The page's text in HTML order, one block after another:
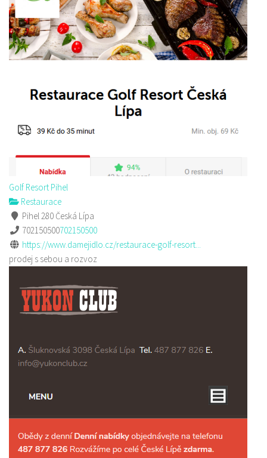
Golf Resort Pihel
Restaurace
Pihel 280 Česká Lípa
702150500702150500
https://www.damejidlo.cz/restaurace-golf-resort...
prodej s sebou a rozvoz